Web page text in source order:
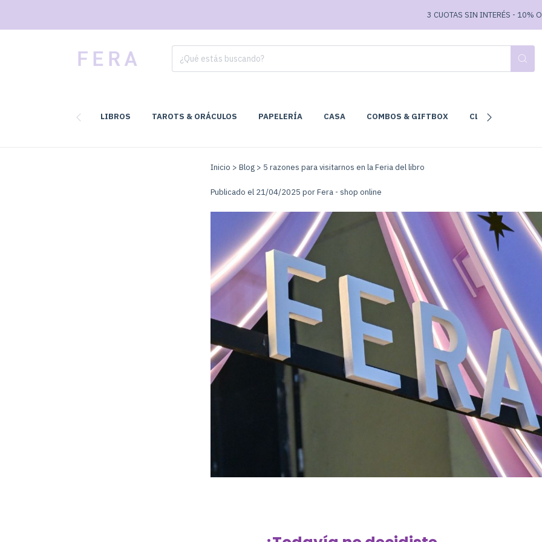
3 CUOTAS SIN INTERÉS - 10% OFF
LIBROS TAROTS & ORÁCULOS PAPELERÍA CASA COMBOS & GIFTBOX CLUB DE LECTURA
Inicio > Blog > 5 razones para visitarnos en la Feria del libro
Publicado el 21/04/2025 por Fera - shop online